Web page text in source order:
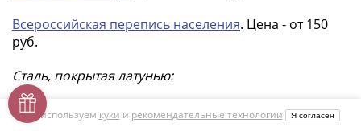
Всероссийская перепись населения. Цена - от 150
руб.
Сталь, покрытая латунью:
65 лет Победы в ВОВ: официальная эмблема. Цена -
от 10 руб. (по номиналу)
Мы используем куки и рекомендательные технологии Я согласен